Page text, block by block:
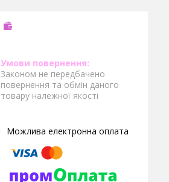
Законом не передбачено
повернення та обмін даного
товару належної якості